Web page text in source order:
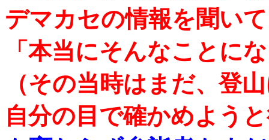
デマカセの情報を聞いて
「本当にそんなことに
（その当時はまだ、登
自分の目で確かめよう